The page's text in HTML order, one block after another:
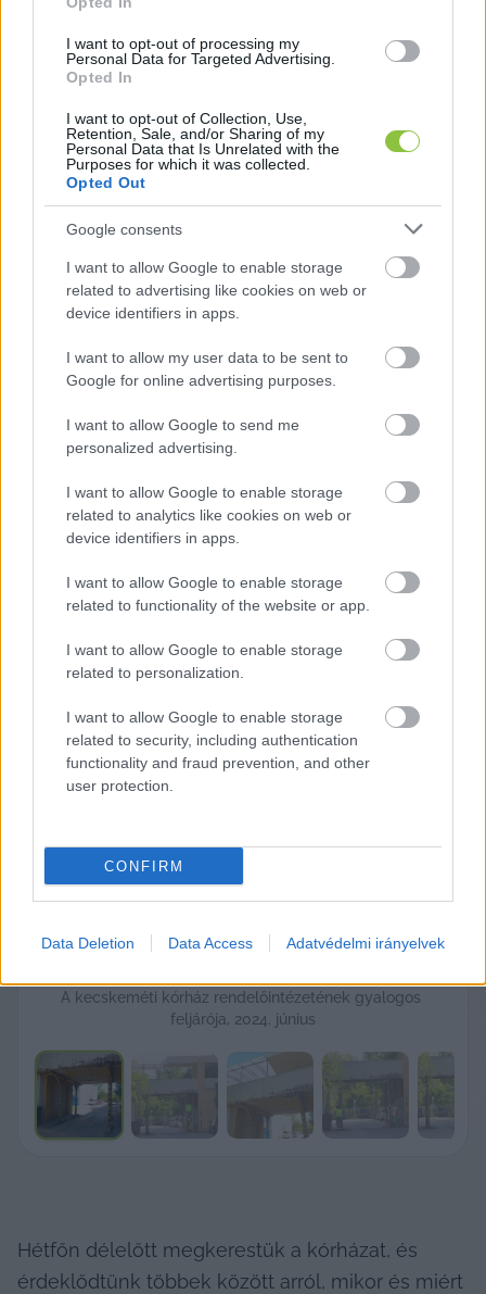
I want to opt-out of processing my
Personal Data for Targeted Advertising.
Opted In
I want to opt-out of Collection, Use,
Retention, Sale, and/or Sharing of my
Personal Data that Is Unrelated with the
Purposes for which it was collected.
Opted Out
Google consents
I want to allow Google to enable storage
related to advertising like cookies on web or
device identifiers in apps.
I want to allow my user data to be sent to
Google for online advertising purposes.
I want to allow Google to send me
personalized advertising.
I want to allow Google to enable storage
related to analytics like cookies on web or
device identifiers in apps.
I want to allow Google to enable storage
related to functionality of the website or app.
I want to allow Google to enable storage
related to personalization.
I want to allow Google to enable storage
related to security, including authentication
functionality and fraud prevention, and other
user protection.
CONFIRM
Data Deletion Data Access Adatvédelmi irányelvek
vettük észre, hogy két munkás azon
szorgoskodik, hogy veszélyt jelző sárga-fekete
szalaggal tekerje körbe a rendelőintézet
Mert a jelek szerint ez a feljáró is olyan
állapotban van, hogy szükség volt a
megerősítésére. Egyelőre még faszerkezettel
dúcolták alá, itt is több foltban hiányzik a vakolat
és kilátszik a vasbeton-szerkezet. Elég szűkös
egyébként ez az átjáró, óvatosan kell hajtani a
sofőröknek.
A kecskeméti kórház rendelőintézetének gyalogos
feljárója, 2024. június
Hétfőn délelőtt megkerestük a kórházat, és
érdeklődtünk többek között arról, mikor és miért